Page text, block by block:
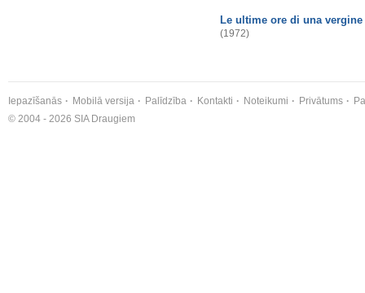
Le ultime ore di una vergine
(1972)
Iepazīšanās Mobilā versija Palīdzība Kontakti Noteikumi Privātums
© 2004 - 2026 SIA Draugiem